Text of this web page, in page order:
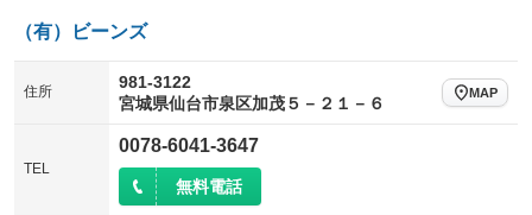
（有）ビーンズ
住所
981-3122
宮城県仙台市泉区加茂５－２１－６
MAP
TEL
0078-6041-3647
無料電話